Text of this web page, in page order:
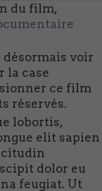
du film,
désormais voir
la case
ce film
réservés.
lobortis,
elit sapien
dolor eu
feugiat. Ut